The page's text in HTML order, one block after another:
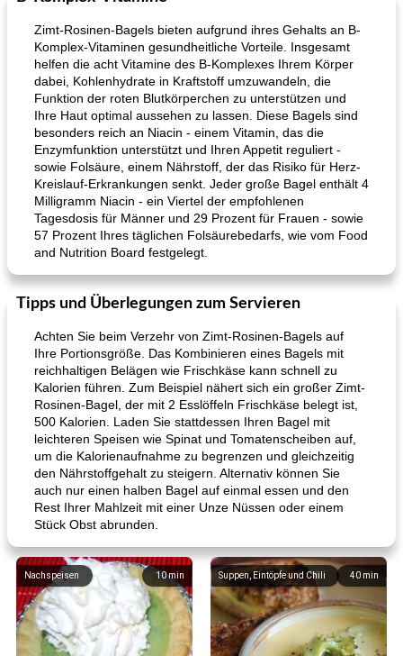
Zimt-Rosinen-Bagels bieten aufgrund ihres Gehalts an B-
Komplex-Vitaminen gesundheitliche Vorteile. Insgesamt
helfen die acht Vitamine des B-Komplexes Ihrem Körper
dabei, Kohlenhydrate in Kraftstoff umzuwandeln, die
Funktion der roten Blutkörperchen zu unterstützen und
Ihre Haut optimal aussehen zu lassen. Diese Bagels sind
besonders reich an Niacin - einem Vitamin, das die
Enzymfunktion unterstützt und Ihren Appetit reguliert -
sowie Folsäure, einem Nährstoff, der das Risiko für Herz-
Kreislauf-Erkrankungen senkt. Jeder große Bagel enthält 4
Milligramm Niacin - ein Viertel der empfohlenen
Tagesdosis für Männer und 29 Prozent für Frauen - sowie
57 Prozent Ihres täglichen Folsäurebedarfs, wie vom Food
and Nutrition Board festgelegt.
Tipps und Überlegungen zum Servieren
Achten Sie beim Verzehr von Zimt-Rosinen-Bagels auf
Ihre Portionsgröße. Das Kombinieren eines Bagels mit
reichhaltigen Belägen wie Frischkäse kann schnell zu
Kalorien führen. Zum Beispiel nähert sich ein großer Zimt-
Rosinen-Bagel, der mit 2 Esslöffeln Frischkäse belegt ist,
500 Kalorien. Laden Sie stattdessen Ihren Bagel mit
leichteren Speisen wie Spinat und Tomatenscheiben auf,
um die Kalorienaufnahme zu begrenzen und gleichzeitig
den Nährstoffgehalt zu steigern. Alternativ können Sie
auch nur einen halben Bagel auf einmal essen und den
Rest Ihrer Mahlzeit mit einer Unze Nüssen oder einem
Stück Obst abrunden.
10min
Nachspeisen 40 min
Suppen, Eintöpfe und Chili